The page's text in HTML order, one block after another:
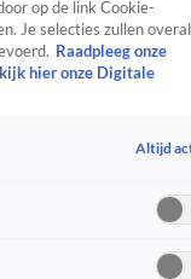
CrimeVideo's
op de link Cookie-
Je selecties zullen overal
Raadpleeg onze
hier onze Digitale
Altijd